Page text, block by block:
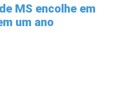
MS encolhe em
um ano